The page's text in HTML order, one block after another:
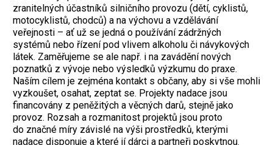
zranitelných účastníků silničního provozu (dětí, cyklistů,
motocyklistů, chodců) a na výchovu a vzdělávání
veřejnosti – ať už se jedná o používání zádržných
systémů nebo řízení pod vlivem alkoholu či návykových
látek. Zaměřujeme se ale např. i na zavádění nových
poznatků z vývoje nebo výsledků výzkumu do praxe.
Naším cílem je zejména kontakt s občany, aby si vše mohli
vyzkoušet, osahat, zeptat se. Projekty nadace jsou
financovány z peněžitých a věcných darů, stejně jako
provoz. Rozsah a rozmanitost projektů jsou proto
do značné míry závislé na výši prostředků, kterými
nadace disponuje a které jí dárci a partneři poskytnou.